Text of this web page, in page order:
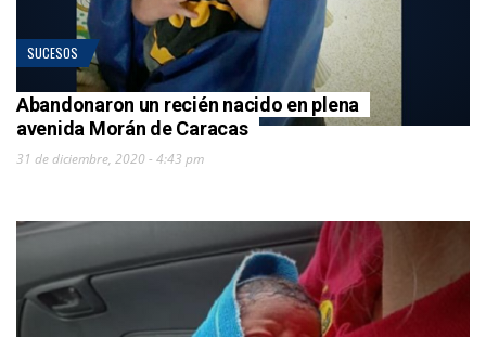
SUCESOS
Abandonaron un recién nacido en plena
avenida Morán de Caracas
31 de diciembre, 2020 - 4:43 pm